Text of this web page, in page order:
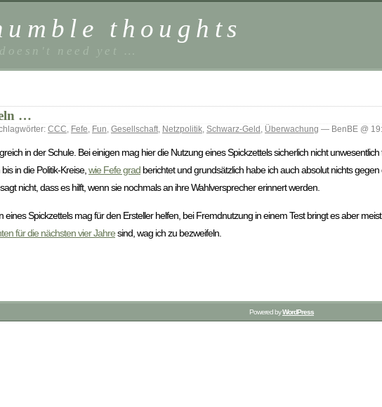
thoughts
need yet …
…
CCC, Fefe, Fun, Gesellschaft, Netzpolitik, Schwarz-Geld , Überwachung — BenBE @
in der Schule. Bei einigen mag hier die Nutzung eines Spickzettels sicherlich nicht
in die Politik-Kreise,wie Fefe grad berichtet und grundsätzlich habe ich auch absolut nichts
nicht, dass es hilft, wenn sie nochmals an ihre Wahlversprecher erinnert werden.
eines Spickzettels mag für den Ersteller helfen, bei Fremdnutzung in einem Test bringt es aber
für die nächsten vier Jahresind, wag ich zu bezweifeln.
Powered byWordPress